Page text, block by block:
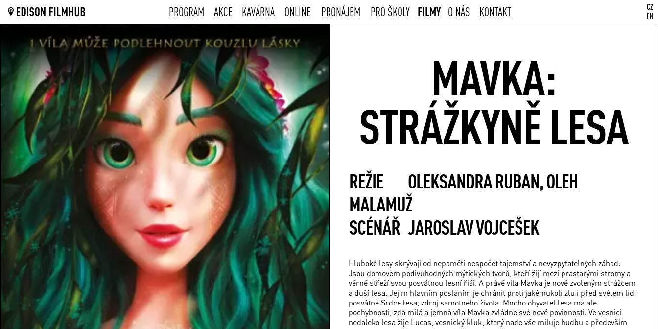
PROGRAM AKCE KAVÁRNA ONLINE PRONÁJEM PRO ŠKOLY FILMY O NÁS KONTAKT
CZ
EN
MAVKA:
STRÁŽKYNĚ LESA
REŽIE
OLEKSANDRA RUBAN, OLEH
MALAMUŽ
SCÉNÁŘ JAROSLAV VOJCEŠEK
Hluboké lesy skrývají od nepaměti nespočet tajemství a nevyzpytatelných záhad.
Jsou domovem podivuhodných mýtických tvorů, kteří žijí mezi prastarými stromy a
věrně střeží svou posvátnou lesní říši. A právě víla Mavka je nově zvoleným strážcem
a duší lesa. Jejím hlavním posláním je chránit proti jakémukoli zlu i před světem lidí
posvátné Srdce lesa, zdroj samotného života. Mnoho obyvatel lesa má ale
pochybnosti, zda milá a jemná víla Mavka zvládne své nové povinnosti. Ve vesnici
nedaleko lesa žije Lucas, vesnický kluk, který nade vše miluje hudbu a především